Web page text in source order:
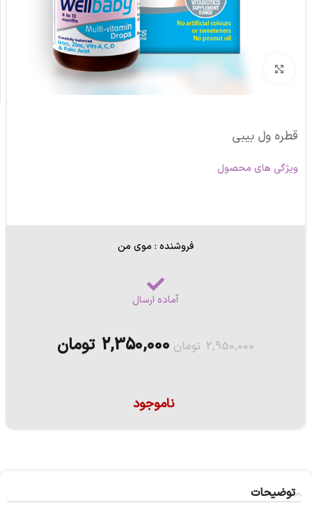
برای بزرگنمایی کلیک کنید
قطره ول بیبی
ویژگی های محصول
فروشنده : موی من
آماده ارسال
2,950,000 تومان 2,350,000 تومان
ناموجود
توضیحات